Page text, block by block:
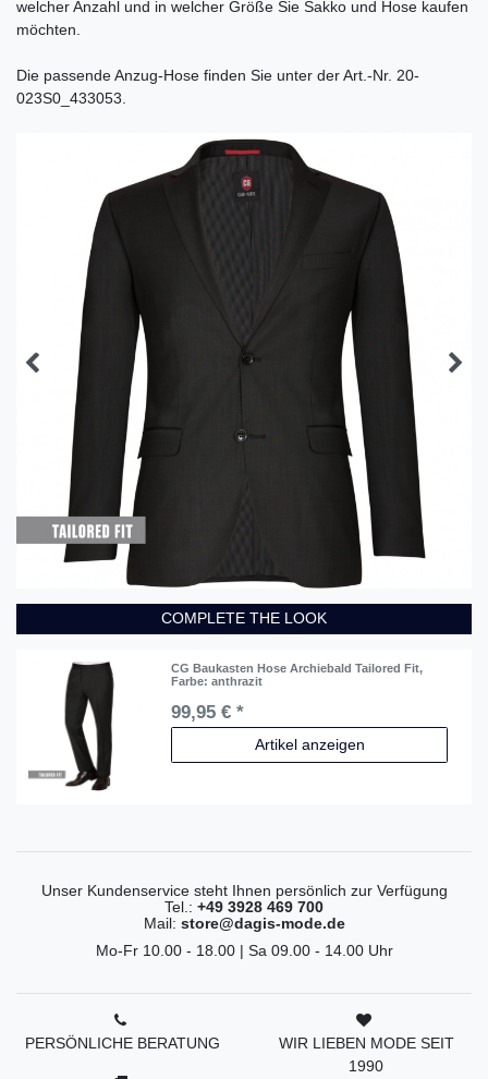
welcher Anzahl und in welcher Größe Sie Sakko und Hose kaufen
möchten.
Die passende Anzug-Hose finden Sie unter der Art.-Nr. 20-
023S0_433053.
COMPLETE THE LOOK
CG Baukasten Hose Archiebald Tailored Fit,
Farbe: anthrazit
99,95 € *
Artikel anzeigen
Unser Kundenservice steht Ihnen persönlich zur Verfügung
Tel.: +49 3928 469 700
Mail: store@dagis-mode.de
Mo-Fr 10.00 - 18.00 | Sa 09.00 - 14.00 Uhr
PERSÖNLICHE BERATUNG
WIR LIEBEN MODE SEIT
1990